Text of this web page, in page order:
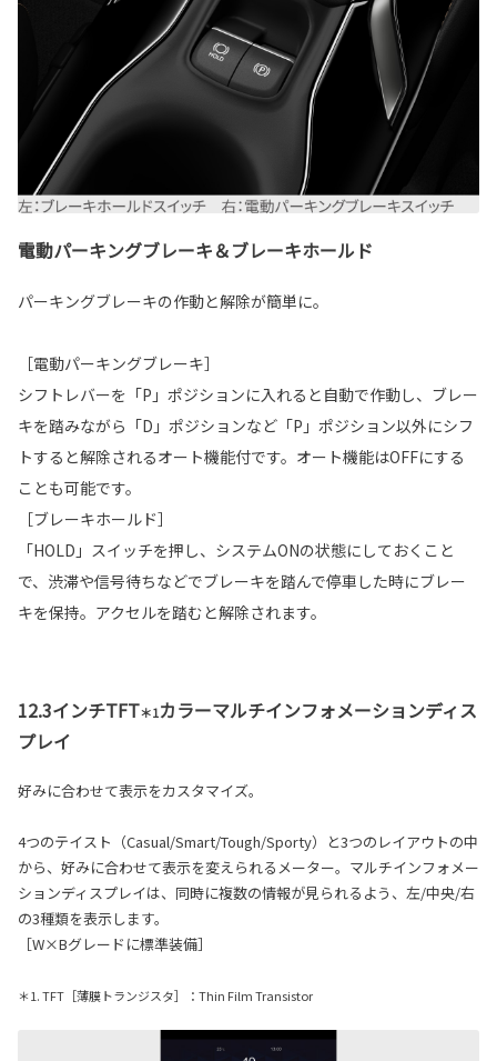
電動パーキングブレーキ＆ブレーキホールド
パーキングブレーキの作動と解除が簡単に。
［電動パーキングブレーキ］
シフトレバーを「P」ポジションに入れると自動で作動し、ブレー
キを踏みながら「D」ポジションなど「P」ポジション以外にシフ
トすると解除されるオート機能付です。オート機能はOFFにする
ことも可能です。
［ブレーキホールド］
「HOLD」スイッチを押し、システムONの状態にしておくこと
で、渋滞や信号待ちなどでブレーキを踏んで停車した時にブレー
キを保持。アクセルを踏むと解除されます。
12.3インチTFT＊1カラーマルチインフォメーションディス
プレイ
好みに合わせて表示をカスタマイズ。
4つのテイスト（Casual/Smart/Tough/Sporty）と3つのレイアウトの中
から、好みに合わせて表示を変えられるメーター。マルチインフォメー
ションディスプレイは、同時に複数の情報が見られるよう、左/中央/右
の3種類を表示します。
［W×Bグレードに標準装備］
＊1. TFT［薄膜トランジスタ］：Thin Film Transistor